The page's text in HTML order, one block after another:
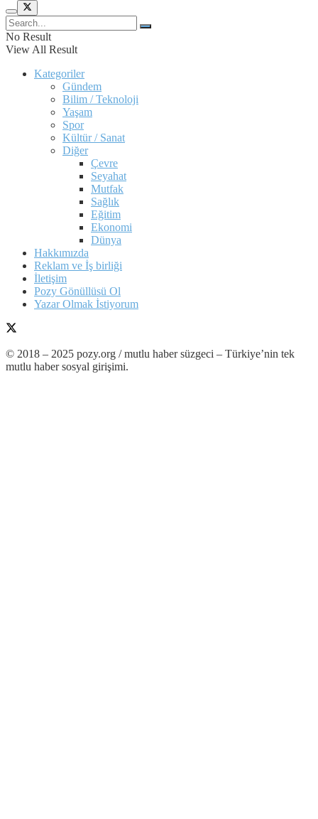
No Result
View All Result
Kategoriler
Gündem
Bilim / Teknoloji
Yaşam
Spor
Kültür / Sanat
Diğer
Çevre
Seyahat
Mutfak
Sağlık
Eğitim
Ekonomi
Dünya
Hakkımızda
Reklam ve İş birliği
İletişim
Pozy Gönüllüsü Ol
Yazar Olmak İstiyorum
© 2018 – 2025 pozy.org / mutlu haber süzgeci – Türkiye’nin tek
mutlu haber sosyal girişimi.